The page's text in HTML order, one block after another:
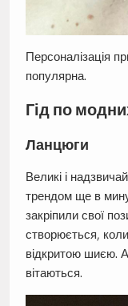
Персоналізація
популярна.
Гід по
Ланцюги
Великі і
трендом ще в
закріпили свої
створюється,
відкритою шиєю.
вітаються.